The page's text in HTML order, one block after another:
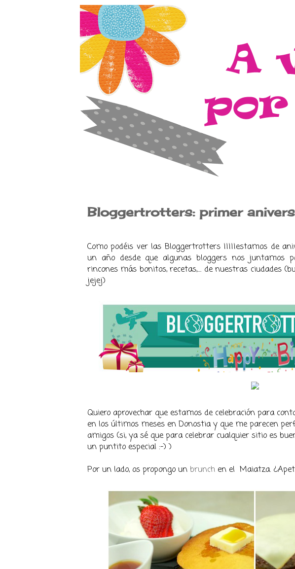
Bloggertrotters: primer
Como podéis ver las Bloggertrotters ¡¡¡¡¡estamos de
un año desde que algunas bloggers nos juntamos
rincones más bonitos, recetas,.... de nuestras ciudades
jejej)
Quiero aprovechar que estamos de celebración para
en los últimos meses en Donostia y que me parecen
amigos (si, ya sé que para celebrar cualquier sitio es
un puntito especial :-) )
Por un lado, os propongo un brunch en el Maiatza.